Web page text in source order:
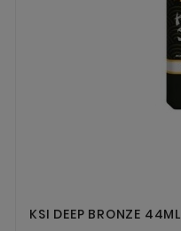
KSI DEEP BRONZE 44ML